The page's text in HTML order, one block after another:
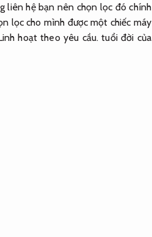
liên hệ bạn nên chọn lọc đó chính
lọc cho mình được một chiếc máy
hoạt theo yêu cầu. tuổi đời của